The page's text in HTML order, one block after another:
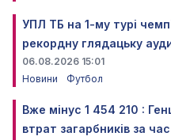
УПЛ ТБ на 1-му турі
рекордну глядацьку
06.08.2026 15:01
Новини
Футбол
Вже мінус 1 454 210 :
втрат загарбників за